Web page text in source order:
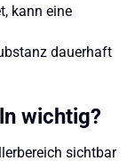
kann eine
dauerhaft
wichtig?
sichtbar